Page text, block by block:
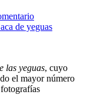
de yeguas
las yeguas, cuyo
el mayor número
en el